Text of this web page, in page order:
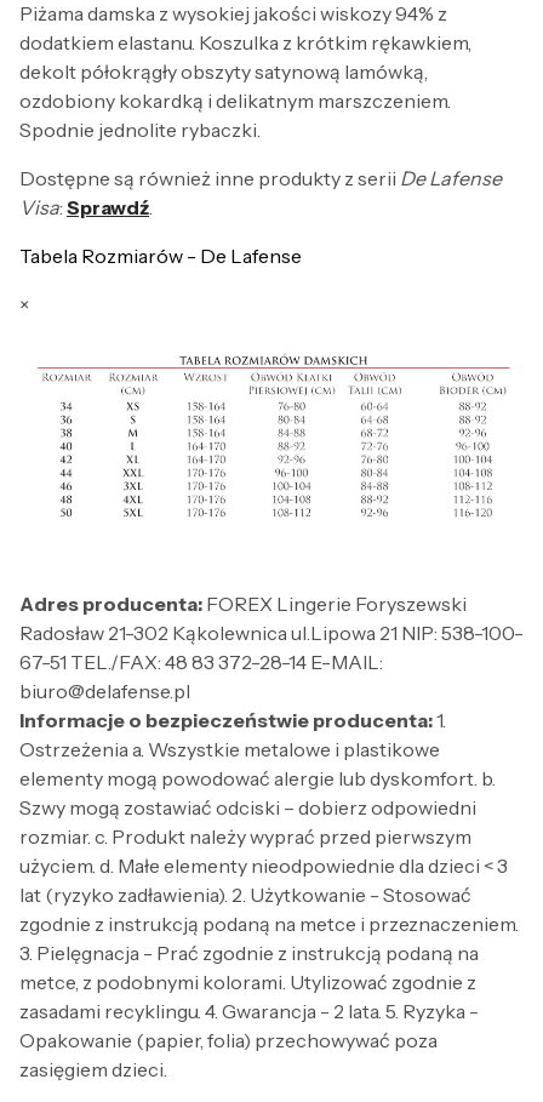
Piżama damska z wysokiej jakości wiskozy 94% z
dodatkiem elastanu. Koszulka z krótkim rękawkiem,
dekolt półokrągły obszyty satynową lamówką,
ozdobiony kokardką i delikatnym marszczeniem.
Spodnie jednolite rybaczki.
Dostępne są również inne produkty z serii De Lafense
Visa: Sprawdź.
Tabela Rozmiarów - De Lafense
×
Adres producenta: FOREX Lingerie Foryszewski
Radosław 21-302 Kąkolewnica ul.Lipowa 21 NIP: 538-100-
67-51 TEL./FAX: 48 83 372-28-14 E-MAIL:
biuro@delafense.pl
Informacje o bezpieczeństwie producenta:1.
Ostrzeżenia a. Wszystkie metalowe i plastikowe
elementy mogą powodować alergie lub dyskomfort. b.
Szwy mogą zostawiać odciski – dobierz odpowiedni
rozmiar. c. Produkt należy wyprać przed pierwszym
użyciem. d. Małe elementy nieodpowiednie dla dzieci < 3
lat (ryzyko zadławienia). 2. Użytkowanie - Stosować
zgodnie z instrukcją podaną na metce i przeznaczeniem.
3. Pielęgnacja - Prać zgodnie z instrukcją podaną na
metce, z podobnymi kolorami. Utylizować zgodnie z
zasadami recyklingu. 4. Gwarancja - 2 lata. 5. Ryzyka -
Opakowanie (papier, folia) przechowywać poza
zasięgiem dzieci.